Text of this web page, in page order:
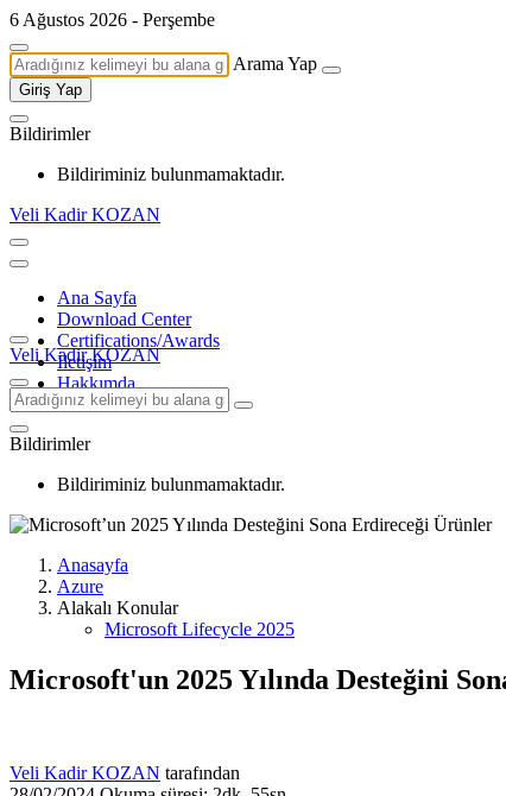
6 Ağustos 2026 - Perşembe
Arama Yap
Giriş Yap
Bildirimler
Bildiriminiz bulunmamaktadır.
Veli Kadir KOZAN
Ana Sayfa
Download Center
Certifications/Awards
İletişim
Hakkımda
Veli Kadir KOZAN
Bildirimler
Bildiriminiz bulunmamaktadır.
Anasayfa
Azure
Alakalı Konular
Microsoft Lifecycle 2025
Microsoft'un 2025 Yılında Desteğini
Veli Kadir KOZAN tarafından